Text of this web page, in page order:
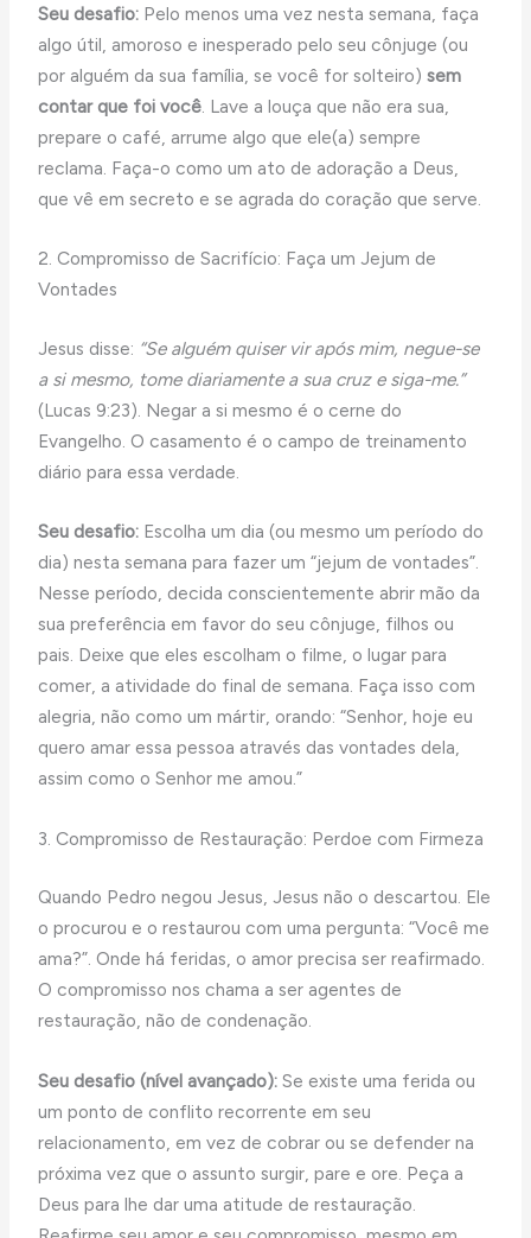
Seu desafio: Pelo menos uma vez nesta semana, faça
algo útil, amoroso e inesperado pelo seu cônjuge (ou
por alguém da sua família, se você for solteiro)sem
contar que foi você . Lave a louça que não era sua,
prepare o café, arrume algo que ele(a) sempre
reclama. Faça-o como um ato de adoração a Deus,
que vê em secreto e se agrada do coração que serve.
2. Compromisso de Sacrifício: Faça um Jejum de
Vontades
Jesus disse: “Se alguém quiser vir após mim, negue-se
a si mesmo, tome diariamente a sua cruz e siga-me.”
(Lucas 9:23). Negar a si mesmo é o cerne do
Evangelho. O casamento é o campo de treinamento
diário para essa verdade.
Seu desafio: Escolha um dia (ou mesmo um período do
dia) nesta semana para fazer um “jejum de vontades”.
Nesse período, decida conscientemente abrir mão da
sua preferência em favor do seu cônjuge, filhos ou
pais. Deixe que eles escolham o filme, o lugar para
comer, a atividade do final de semana. Faça isso com
alegria, não como um mártir, orando: “Senhor, hoje eu
quero amar essa pessoa através das vontades dela,
assim como o Senhor me amou.”
3. Compromisso de Restauração: Perdoe com Firmeza
Quando Pedro negou Jesus, Jesus não o descartou. Ele
o procurou e o restaurou com uma pergunta: “Você me
ama?”. Onde há feridas, o amor precisa ser reafirmado.
O compromisso nos chama a ser agentes de
restauração, não de condenação.
Seu desafio (nível avançado): Se existe uma ferida ou
um ponto de conflito recorrente em seu
relacionamento, em vez de cobrar ou se defender na
próxima vez que o assunto surgir, pare e ore. Peça a
Deus para lhe dar uma atitude de restauração.